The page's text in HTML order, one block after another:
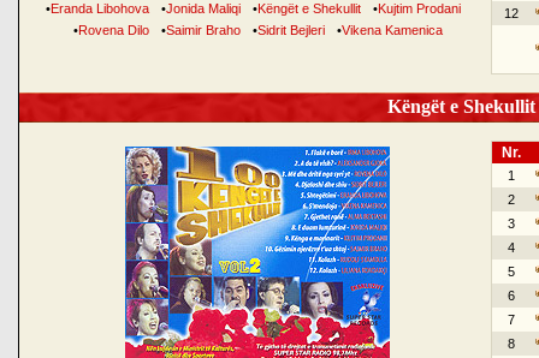
•Eranda Libohova •Jonida Maliqi •Këngët e Shekullit •Kujtim Prodani
•Rovena Dilo •Saimir Braho •Sidrit Bejleri •Vikena Kamenica
12
Këngët e
Nr.
1
2
3
4
5
6
7
8